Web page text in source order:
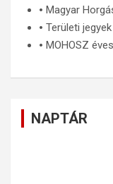
🞄 Magyar
🞄 Területi
🞄 MOHOSZ
NAPTÁR